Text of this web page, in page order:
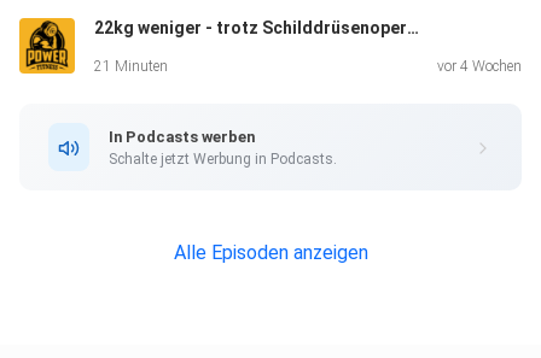
22kg weniger - trotz Schilddrüsenoperation (mit nur 2h pro Woche)
21 Minuten vor 4 Wochen
In Podcasts werben
Schalte jetzt Werbung in Podcasts.
Alle Episoden anzeigen